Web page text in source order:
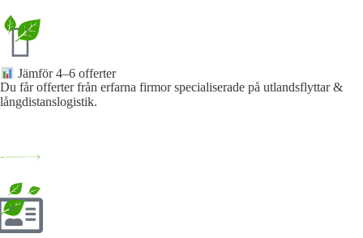
Jämför 4–6 offerter
Du får offerter från erfarna firmor specialiserade på utlandsflyttar &
långdistanslogistik.